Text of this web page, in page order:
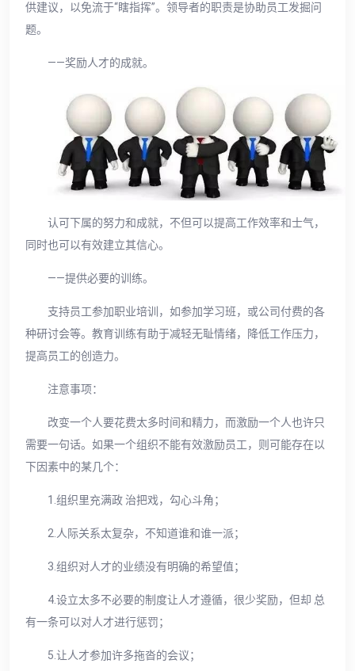
供建议，以免流于“瞎指挥”。领导者的职责是协助员工发掘问
题。
——奖励人才的成就。
认可下属的努力和成就，不但可以提高工作效率和士气，
同时也可以有效建立其信心。
——提供必要的训练。
支持员工参加职业培训，如参加学习班，或公司付费的各
种研讨会等。教育训练有助于减轻无耻情绪，降低工作压力，
提高员工的创造力。
注意事项：
改变一个人要花费太多时间和精力，而激励一个人也许只
需要一句话。如果一个组织不能有效激励员工，则可能存在以
下因素中的某几个：
1.组织里充满政 治把戏，勾心斗角；
2.人际关系太复杂，不知道谁和谁一派；
3.组织对人才的业绩没有明确的希望值；
4.设立太多不必要的制度让人才遵循，很少奖励，但却 总
有一条可以对人才进行惩罚；
5.让人才参加许多拖沓的会议；